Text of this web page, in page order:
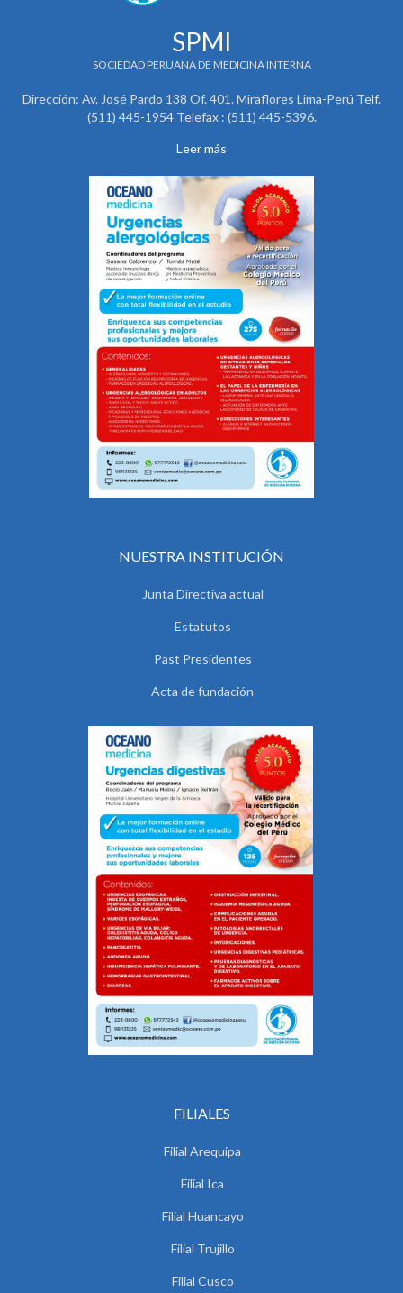
SPMI
SOCIEDAD PERUANA DE MEDICINA INTERNA
Dirección: Av. José Pardo 138 Of. 401. Miraflores Lima-Perú Telf.
(511) 445-1954 Telefax : (511) 445-5396.
Leer más
NUESTRA INSTITUCIÓN
Junta Directiva actual
Estatutos
Past Presidentes
Acta de fundación
FILIALES
Filial Arequipa
Filial Ica
Filial Huancayo
Filial Trujillo
Filial Cusco